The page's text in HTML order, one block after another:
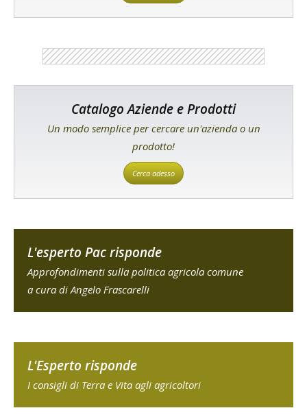
Catalogo Aziende e Prodotti
Un modo semplice per cercare un'azienda o un
prodotto!
Cerca adesso
L'esperto Pac risponde
Approfondimenti sulla politica agricola comune
a cura di Angelo Frascarelli
L'Esperto risponde
I consigli di Terra e Vita agli agricoltori